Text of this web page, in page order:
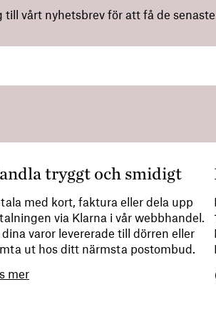
till vårt nyhetsbrev för att få de
tryggt och smidigt
med kort, faktura eller dela upp
via Klarna i vår webbhandel.
dina varor levererade till dörren eller
ut hos ditt närmsta postombud.
mer